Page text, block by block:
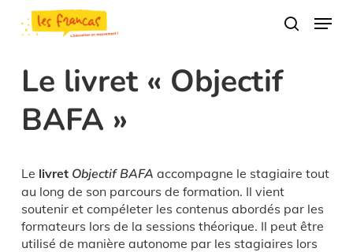
Panneau de gestion des cookies
search
Menu
Le livret « Objectif
BAFA »
Le livret Objectif BAFA accompagne le stagiaire tout
au long de son parcours de formation. Il vient
soutenir et compéleter les contenus abordés par les
formateurs lors de la sessions théorique. Il peut être
utilisé de manière autonome par les stagiaires lors